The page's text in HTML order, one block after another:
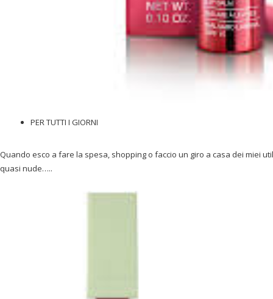
PER TUTTI I GIORNI
Quando esco a fare la spesa, shopping o faccio un giro a casa dei miei
quasi nude…..